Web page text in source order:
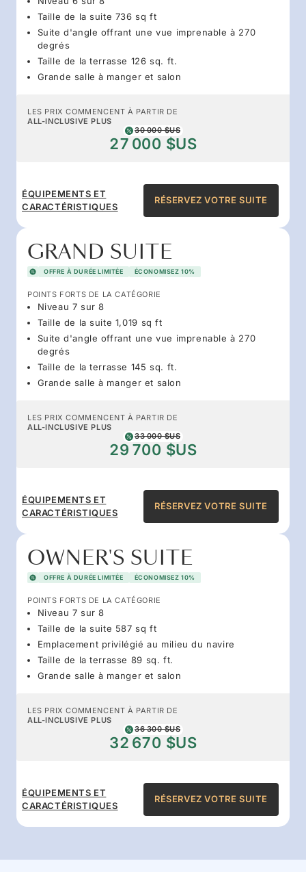
Taille de la suite 736 sq ft
Suite d'angle offrant une vue imprenable à 270
degrés
Taille de la terrasse 126 sq. ft.
Grande salle à manger et salon
LES PRIX COMMENCENT À PARTIR DE
ALL-INCLUSIVE PLUS
30 000 $US
27 000 $US
ÉQUIPEMENTS ET
CARACTÉRISTIQUES
RÉSERVEZ VOTRE SUITE
GRAND SUITE
OFFRE À DURÉE LIMITÉE ÉCONOMISEZ 10%
POINTS FORTS DE LA CATÉGORIE
Niveau 7 sur 8
Taille de la suite 1,019 sq ft
Suite d'angle offrant une vue imprenable à 270
degrés
Taille de la terrasse 145 sq. ft.
Grande salle à manger et salon
LES PRIX COMMENCENT À PARTIR DE
ALL-INCLUSIVE PLUS
33 000 $US
29 700 $US
ÉQUIPEMENTS ET
CARACTÉRISTIQUES
RÉSERVEZ VOTRE SUITE
OWNER'S SUITE
OFFRE À DURÉE LIMITÉE ÉCONOMISEZ 10%
POINTS FORTS DE LA CATÉGORIE
Niveau 7 sur 8
Taille de la suite 587 sq ft
Emplacement privilégié au milieu du navire
Taille de la terrasse 89 sq. ft.
Grande salle à manger et salon
LES PRIX COMMENCENT À PARTIR DE
ALL-INCLUSIVE PLUS
36 300 $US
32 670 $US
ÉQUIPEMENTS ET
CARACTÉRISTIQUES
RÉSERVEZ VOTRE SUITE